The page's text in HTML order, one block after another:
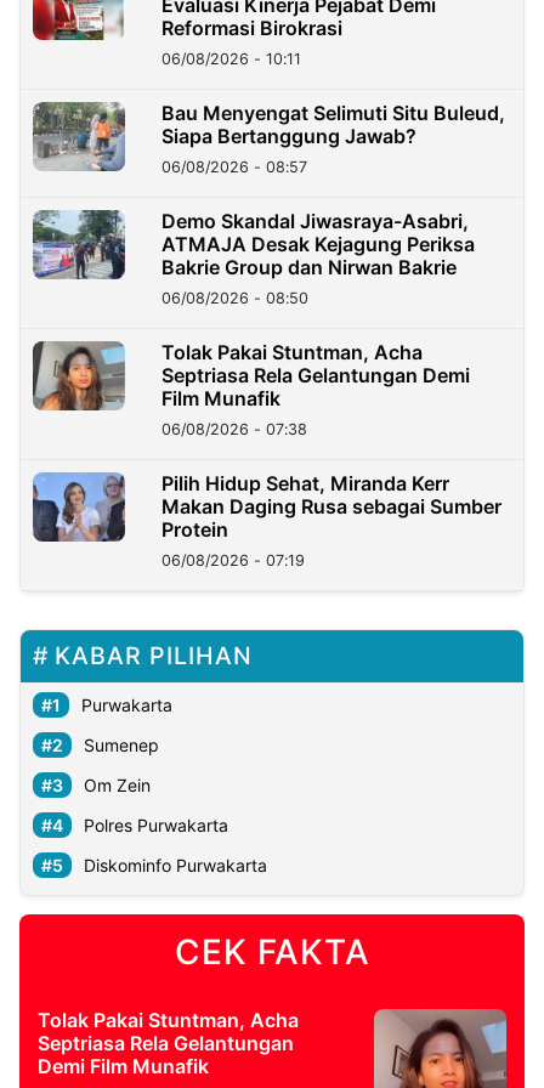
Reformasi Birokrasi
06/08/2026 - 10:11
Bau Menyengat Selimuti Situ Buleud,
Siapa Bertanggung Jawab?
06/08/2026 - 08:57
Demo Skandal Jiwasraya-Asabri,
ATMAJA Desak Kejagung Periksa
Bakrie Group dan Nirwan Bakrie
06/08/2026 - 08:50
Tolak Pakai Stuntman, Acha
Septriasa Rela Gelantungan Demi
Film Munafik
06/08/2026 - 07:38
Pilih Hidup Sehat, Miranda Kerr
Makan Daging Rusa sebagai Sumber
Protein
06/08/2026 - 07:19
KABAR PILIHAN
Purwakarta
Sumenep
Om Zein
Polres Purwakarta
Diskominfo Purwakarta
CEK FAKTA
Tolak Pakai Stuntman, Acha
Septriasa Rela Gelantungan
Demi Film Munafik